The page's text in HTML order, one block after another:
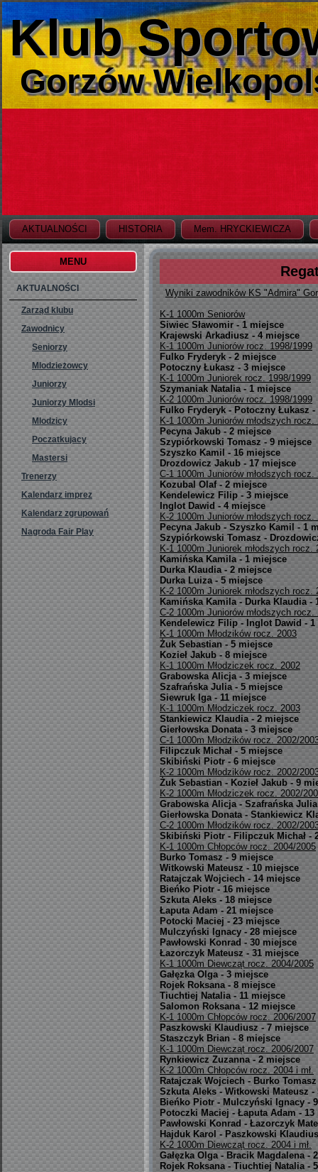
Klub
Gorzów
AKTUALNOŚCI HISTORIA Mem. HRYCKIEWICZA
MENU
AKTUALNOŚCI
Zarząd klubu
Zawodnicy
Seniorzy
Mlodzieżowcy
Juniorzy
Juniorzy Mlodsi
Mlodzicy
Poczatkujacy
Mastersi
Trenerzy
Kalendarz imprez
Kalendarz zgrupowań
Nagroda Fair Play
Wyniki zawodników KS "Admira"
K-1 1000m Seniorów
Siwiec Sławomir - 1 miejsce
Krajewski Arkadiusz - 4 miejsce
K-1 1000m Juniorów rocz. 1998/1999
Fulko Fryderyk - 2 miejsce
Potoczny Łukasz - 3 miejsce
K-1 1000m Juniorek rocz. 1998/1999
Szymaniak Natalia - 1 miejsce
K-2 1000m Juniorów rocz. 1998/1999
Fulko Fryderyk - Potoczny Łukasz
K-1 1000m Juniorów młodszych rocz.
Pecyna Jakub - 2 miejsce
Szypiórkowski Tomasz - 9 miejsce
Szyszko Kamil - 16 miejsce
Drozdowicz Jakub - 17 miejsce
C-1 1000m Juniorów młodszych rocz.
Kozubal Olaf - 2 miejsce
Kendelewicz Filip - 3 miejsce
Inglot Dawid - 4 miejsce
K-2 1000m Juniorów młodszych rocz.
Pecyna Jakub - Szyszko Kamil - 1
Szypiórkowski Tomasz -
K-1 1000m Juniorek młodszych rocz.
Kamińska Kamila - 1 miejsce
Durka Klaudia - 2 miejsce
Durka Luiza - 5 miejsce
K-2 1000m Juniorek młodszych rocz.
Kamińska Kamila - Durka Klaudia -
C-2 1000m Juniorów młodszych rocz.
Kendelewicz Filip - Inglot Dawid -
K-1 1000m Młodzików rocz. 2003
Żuk Sebastian - 5 miejsce
Kozieł Jakub - 8 miejsce
K-1 1000m Młodziczek rocz. 2002
Grabowska Alicja - 3 miejsce
Szafrańska Julia - 5 miejsce
Siewruk Iga - 11 miejsce
K-1 1000m Młodziczek rocz. 2003
Stankiewicz Klaudia - 2 miejsce
Gierłowska Donata - 3 miejsce
C-1 1000m Młodzików rocz. 2002/
Filipczuk Michał - 5 miejsce
Skibiński Piotr - 6 miejsce
K-2 1000m Młodzików rocz. 2002/
Żuk Sebastian - Kozieł Jakub - 9
K-2 1000m Młodziczek rocz. 2002/
Grabowska Alicja - Szafrańska
Gierłowska Donata - Stankiewicz
C-2 1000m Młodzików rocz. 2002/
Skibiński Piotr - Filipczuk Michał -
K-1 1000m Chłopców rocz. 2004/2005
Burko Tomasz - 9 miejsce
Witkowski Mateusz - 10 miejsce
Ratajczak Wojciech - 14 miejsce
Bieńko Piotr - 16 miejsce
Szkuta Aleks - 18 miejsce
Łaputa Adam - 21 miejsce
Potocki Maciej - 23 miejsce
Mulczyński Ignacy - 28 miejsce
Pawłowski Konrad - 30 miejsce
Łazorczyk Mateusz - 31 miejsce
K-1 1000m Diewcząt rocz. 2004/2005
Gałęzka Olga - 3 miejsce
Rojek Roksana - 8 miejsce
Tiuchtiej Natalia - 11 miejsce
Salomon Roksana - 12 miejsce
K-1 1000m Chłopców rocz. 2006/2007
Paszkowski Klaudiusz - 7 miejsce
Staszczyk Brian - 8 miejsce
K-1 1000m Diewcząt rocz. 2006/2007
Rynkiewicz Zuzanna - 2 miejsce
K-2 1000m Chłopców rocz. 2004 i mł.
Ratajczak Wojciech - Burko
Szkuta Aleks - Witkowski Mateusz -
Bieńko Piotr - Mulczyński Ignacy -
Potoczki Maciej - Łaputa Adam - 13
Pawłowski Konrad - Łazorczyk
Hajduk Karol - Paszkowski
K-2 1000m Diewcząt rocz. 2004 i mł.
Gałęzka Olga - Bracik Magdalena -
Rojek Roksana - Tiuchtiej Natalia -